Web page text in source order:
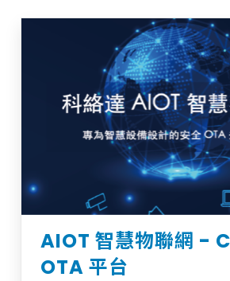
AIOT 智慧物聯網 -
OTA 平台